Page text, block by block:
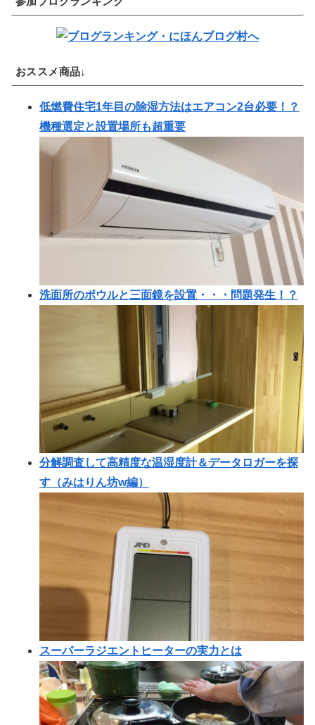
おススメ商品↓
低燃費住宅1年目の除湿方法はエアコン2台必要！？
機種選定と設置場所も超重要
洗面所のボウルと三面鏡を設置・・・問題発生！？
分解調査して高精度な温湿度計＆データロガーを探
す（みはりん坊w編）
スーパーラジエントヒーターの実力とは